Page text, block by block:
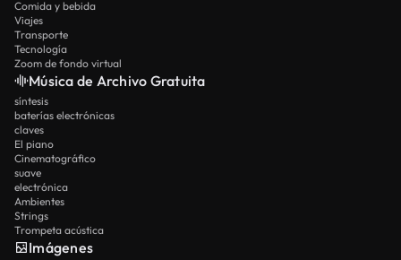
Comida y bebida
Viajes
Transporte
Tecnología
Zoom de fondo virtual
Música de Archivo Gratuita
síntesis
baterías electrónicas
claves
El piano
Cinematográfico
suave
electrónica
Ambientes
Strings
Trompeta acústica
Imágenes